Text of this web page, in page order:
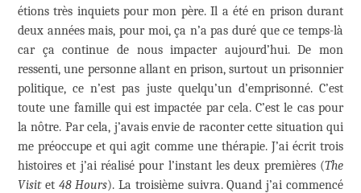
étions très inquiets pour mon père. Il a été en prison durant
deux années mais, pour moi, ça n’a pas duré que ce temps-là
car ça continue de nous impacter aujourd’hui. De mon
ressenti, une personne allant en prison, surtout un prisonnier
politique, ce n’est pas juste quelqu’un d’emprisonné. C’est
toute une famille qui est impactée par cela. C’est le cas pour
la nôtre. Par cela, j’avais envie de raconter cette situation qui
me préoccupe et qui agit comme une thérapie. J’ai écrit trois
histoires et j’ai réalisé pour l’instant les deux premières (The
Visitet 48 Hours). La troisième suivra. Quand j’ai commencé